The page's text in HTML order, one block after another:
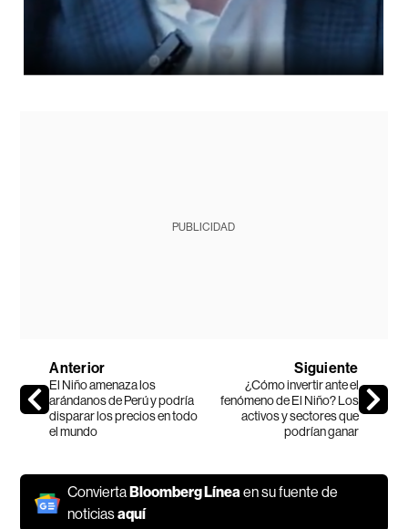
PUBLICIDAD
Anterior
El Niño amenaza los
arándanos de Perú y podría
disparar los precios en todo
el mundo
Siguiente
¿Cómo invertir ante el
fenómeno de El Niño? Los
activos y sectores que
podrían ganar
ConviertaBloomberg Líneaen su fuente de
noticiasaquí